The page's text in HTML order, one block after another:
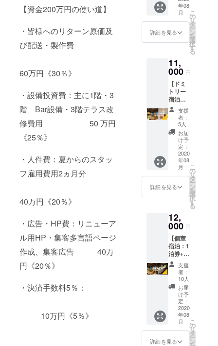
【資金200万円の使い道】
・皆様へのリターン原価及
び配送・製作費
60万円《30％》
・設備投資費：主に1階・3
階 Bar設備・3階テラス改
修費用 50 万円
《25％》
・人件費：夏からのスタッ
フ雇用費用2ヵ月分
40万円《20％》
・広告・HP費：リニューア
ル用HP・集客多言語ページ
作成、集客広告 40万
円《20％》
・決済手数料5％：
10万円《5％》
それまで経
営を途絶え
させず皆様
します。
旅が大好
き、人が大
好き、宿が
好き！そし
て福岡が好
皆さま応援
何卒、応援
宜しくお願
い致しま
す。
人生にスパ
イスを！
外へは
発送不
可）
発送不
可）
泊券」
メール
を送信
致しま
況を確
認の
上、
ホーム
ページ
または
お電話
のみに
てお願
い致し
ます。
その際
に、
「クラ
ウド
ディン
グのリ
する」
旨をお
伝え下
さい。
（他社
予約サ
イト
（楽天
トラベ
ルなど
OTA）
での予
約から
の宿泊
は不
女性専
ながら
マイル
ド飲み
口で非
特徴で
す。
〈お渡
し方
法〉 ホ
ステル
二木で
の受け
渡しの
方は+3
個サー
ビスし
ます。
贈答用
包装な
どはで
きませ
などで
の簡易
お届け
になる
予定で
す。
（全国
送料込
み・海
外へは
発送不
可）
ステル
二木の
モチー
フにも
なって
いる 竹
のスタ
ンドラ
イトと
ドミト
リー宿
泊券の
セット
です。
〈スタ
ンドラ
イトお
渡し方
法〉 宿
泊の際
にお土
産とし
てのお
ます。
＊サイ
ズ：直
径約10
㎝×高さ
約25㎝
～30㎝
のサイ
ズにな
りま
す。
（ライ
ト付）
＊手作
りの
為、約2
週間前
年08
月
詳細を見る
こ
の
リ
タ
ー
ン
を
選
択
す
る
11,
000 円
【ドミ
トリー
宿泊券3
泊分+応
援金】
ホステ
ル二木
に将来
宿泊さ
れたい
方へ、
ドミト
リーに
て1名3
泊ご宿
泊頂け
（分割
でも使
用可
能・他
人譲渡
も可能
で
す。）
ホステ
ル二木
がある
美野島
エリア
のオス
スメの
お店も
ご紹介
支援
者：
5人
お届
け予
定：
2020
年08
月
詳細を見る
こ
の
リ
タ
ー
ン
を
選
択
す
る
12,
000 円
【個室
宿泊：1
泊券+応
援金】
ホステ
ル二木
に将来
宿泊さ
れたい
方へ、
個室（1
～3名様
利用可
能）に
支援
者：
10人
お届
け予
定：
2020
年08
月
詳細を見る
こ
の
リ
タ
ー
ン